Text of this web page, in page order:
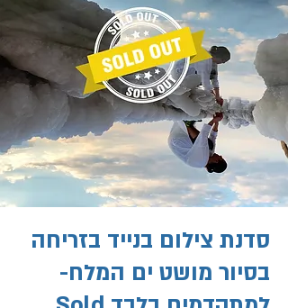
סדנת צילום בנייד בזריחה
בסיור מושט ים המלח-